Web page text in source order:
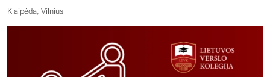
Klaipėda, Vilnius